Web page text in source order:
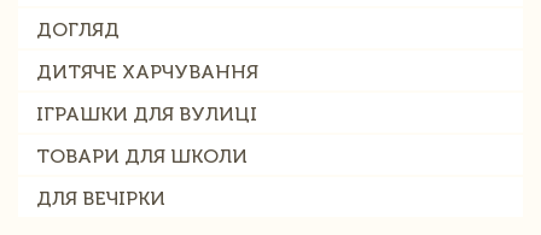
ДОГЛЯД
ДИТЯЧЕ ХАРЧУВАННЯ
ІГРАШКИ ДЛЯ ВУЛИЦІ
ТОВАРИ ДЛЯ ШКОЛИ
ДЛЯ ВЕЧІРКИ